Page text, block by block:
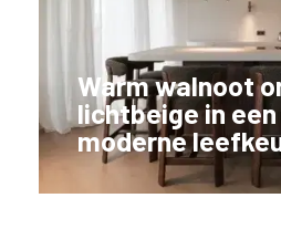
Warm walnoot
lichtbeige in een
moderne